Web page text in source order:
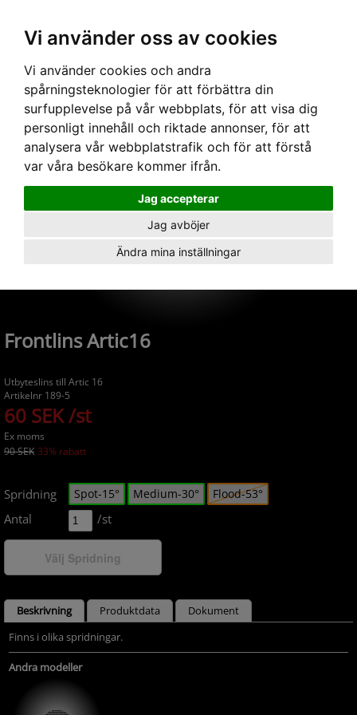
Vi använder oss av cookies
Vi använder cookies och andra
spårningsteknologier för att förbättra din
surfupplevelse på vår webbplats, för att visa dig
personligt innehåll och riktade annonser, för att
analysera vår webbplatstrafik och för att förstå
var våra besökare kommer ifrån.
Jag accepterar
Jag avböjer
Ändra mina inställningar
› Armaturer› Tillbehör›Linser/Reflektorer › Frontlins Artic16
Frontlins Artic16
Utbyteslins till Artic 16
Artikelnr 189-5
60 SEK /st
Ex moms
90 SEK 33% rabatt
Spridning Spot-15° Medium-30° Flood-53°
Antal /st
Välj Spridning
Beskrivning Produktdata
Dokument
Finns i olika spridningar.
Andra modeller